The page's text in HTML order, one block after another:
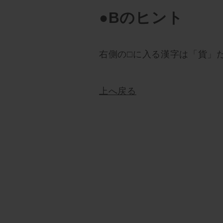
●Bのヒント
右側の□に入る漢字は「貨」
上へ戻る